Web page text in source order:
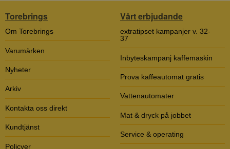
Torebrings
Om Torebrings
Varumärken
Nyheter
Arkiv
Kontakta oss direkt
Kundtjänst
Policyer
Vårt erbjudande
extratipset kampanjer v. 32-
37
Inbyteskampanj kaffemaskin
Prova kaffeautomat gratis
Vattenautomater
Mat & dryck på jobbet
Service & operating